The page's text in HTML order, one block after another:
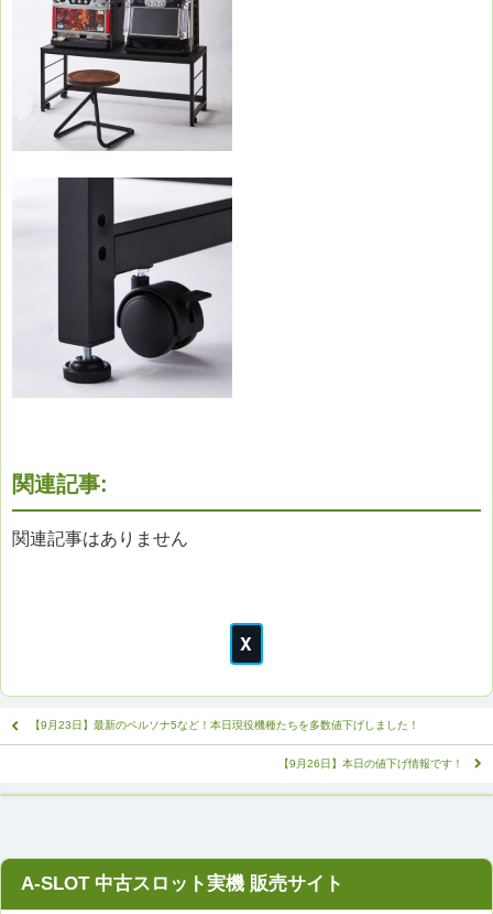
関連記事:
関連記事はありません
【9月23日】最新のペルソナ5など！本日現役機種たちを多数値下げしました！
【9月26日】本日の値下げ情報です！
A-SLOT 中古スロット実機 販売サイト